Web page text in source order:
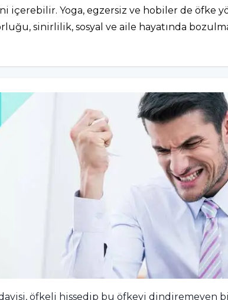
içerebilir. Yoga, egzersiz ve hobiler de öfke
sinirlilik, sosyal ve aile hayatında
öfkeli hissedip bu öfkeyi dindiremeyen